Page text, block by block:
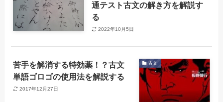
通テスト古文の解き方を解説す
る
2022年10月5日
古文
苦手を解消する特効薬！？古文
単語ゴロゴの使用法を解説する
2017年12月27日